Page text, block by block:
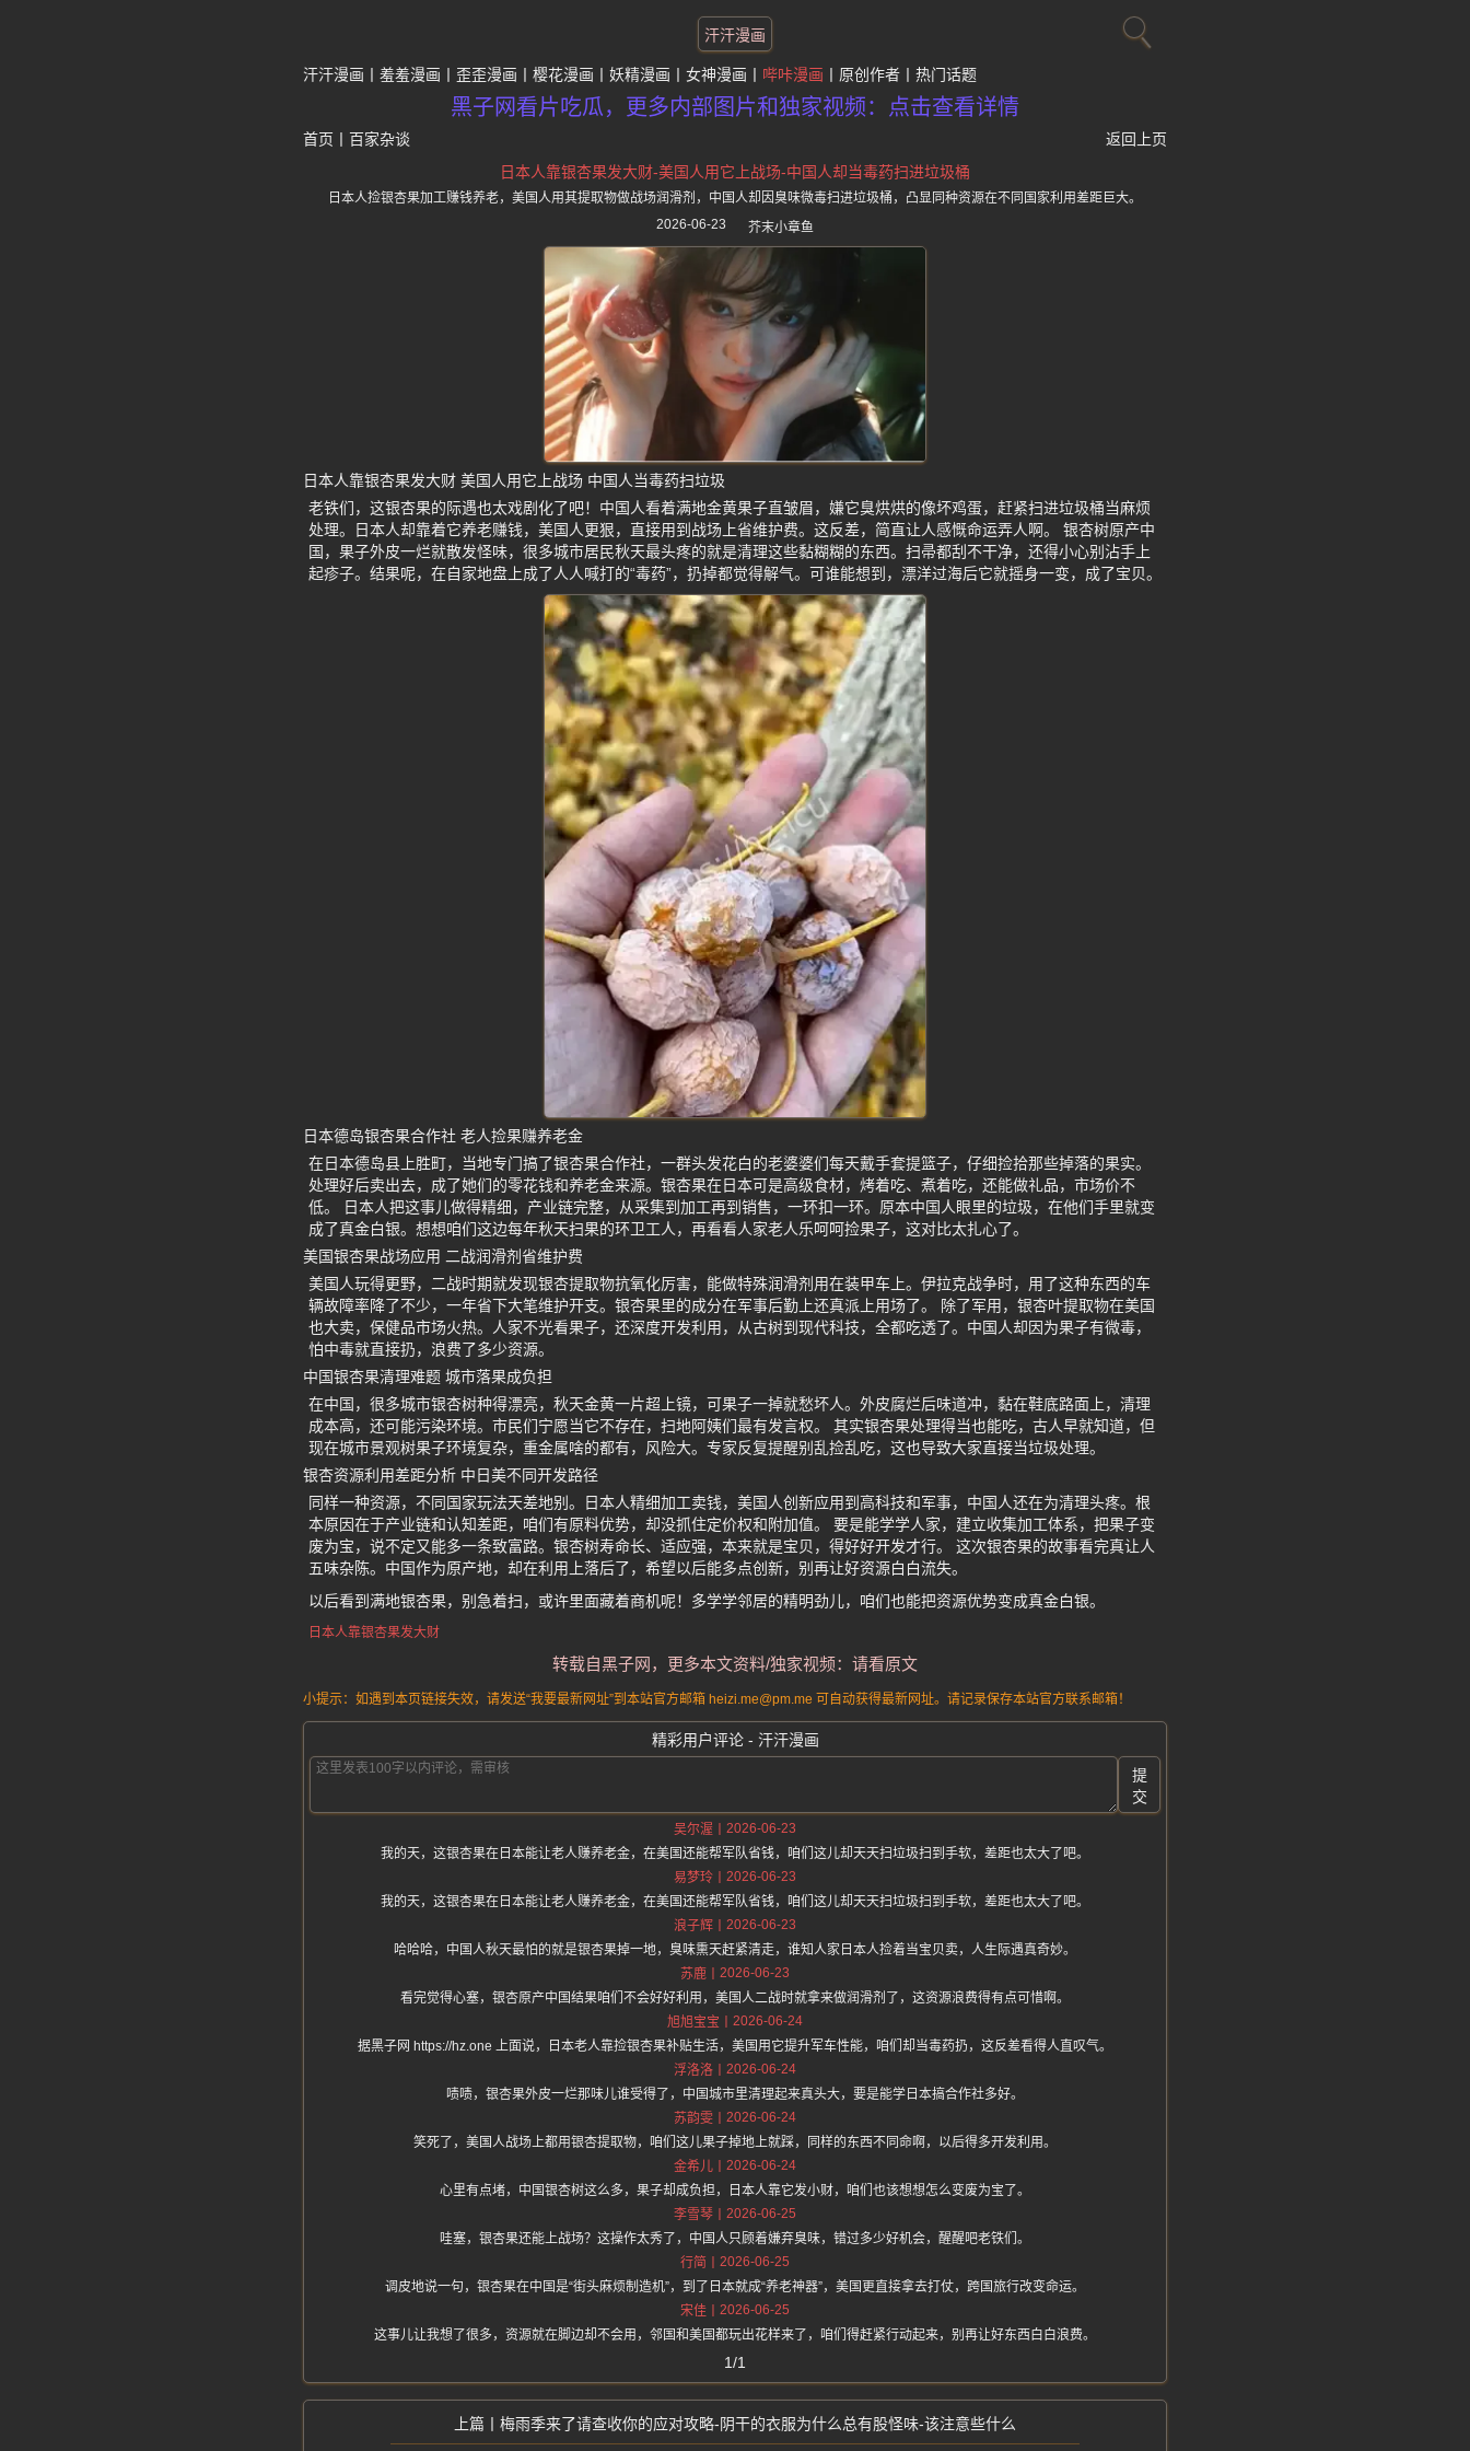
汗汗漫画
汗汗漫画 羞羞漫画 歪歪漫画 樱花漫画 妖精漫画 女神漫画 哔咔漫画 原创作者 热门话题
黑子网看片吃瓜，更多内部图片和独家视频：点击查看详情
首页 百家杂谈
返回上页
日本人靠银杏果发大财-美国人用它上战场-中国人却当毒药扫进垃圾桶
日本人捡银杏果加工赚钱养老，美国人用其提取物做战场润滑剂，中国人却因臭味微毒扫进垃圾桶，凸显同种资源在不同国家利用差距巨大。
2026-06-23
芥末小章鱼
日本人靠银杏果发大财 美国人用它上战场 中国人当毒药扫垃圾
老铁们，这银杏果的际遇也太戏剧化了吧！中国人看着满地金黄果子直皱眉，嫌它臭烘烘的像坏鸡蛋，赶紧扫进垃圾桶当麻烦
处理。日本人却靠着它养老赚钱，美国人更狠，直接用到战场上省维护费。这反差，简直让人感慨命运弄人啊。 银杏树原产中
国，果子外皮一烂就散发怪味，很多城市居民秋天最头疼的就是清理这些黏糊糊的东西。扫帚都刮不干净，还得小心别沾手上
起疹子。结果呢，在自家地盘上成了人人喊打的“毒药”，扔掉都觉得解气。可谁能想到，漂洋过海后它就摇身一变，成了宝贝。
日本德岛银杏果合作社 老人捡果赚养老金
在日本德岛县上胜町，当地专门搞了银杏果合作社，一群头发花白的老婆婆们每天戴手套提篮子，仔细捡拾那些掉落的果实。
处理好后卖出去，成了她们的零花钱和养老金来源。银杏果在日本可是高级食材，烤着吃、煮着吃，还能做礼品，市场价不
低。 日本人把这事儿做得精细，产业链完整，从采集到加工再到销售，一环扣一环。原本中国人眼里的垃圾，在他们手里就变
成了真金白银。想想咱们这边每年秋天扫果的环卫工人，再看看人家老人乐呵呵捡果子，这对比太扎心了。
美国银杏果战场应用 二战润滑剂省维护费
美国人玩得更野，二战时期就发现银杏提取物抗氧化厉害，能做特殊润滑剂用在装甲车上。伊拉克战争时，用了这种东西的车
辆故障率降了不少，一年省下大笔维护开支。银杏果里的成分在军事后勤上还真派上用场了。 除了军用，银杏叶提取物在美国
也大卖，保健品市场火热。人家不光看果子，还深度开发利用，从古树到现代科技，全都吃透了。中国人却因为果子有微毒，
怕中毒就直接扔，浪费了多少资源。
中国银杏果清理难题 城市落果成负担
在中国，很多城市银杏树种得漂亮，秋天金黄一片超上镜，可果子一掉就愁坏人。外皮腐烂后味道冲，黏在鞋底路面上，清理
成本高，还可能污染环境。市民们宁愿当它不存在，扫地阿姨们最有发言权。 其实银杏果处理得当也能吃，古人早就知道，但
现在城市景观树果子环境复杂，重金属啥的都有，风险大。专家反复提醒别乱捡乱吃，这也导致大家直接当垃圾处理。
银杏资源利用差距分析 中日美不同开发路径
同样一种资源，不同国家玩法天差地别。日本人精细加工卖钱，美国人创新应用到高科技和军事，中国人还在为清理头疼。根
本原因在于产业链和认知差距，咱们有原料优势，却没抓住定价权和附加值。 要是能学学人家，建立收集加工体系，把果子变
废为宝，说不定又能多一条致富路。银杏树寿命长、适应强，本来就是宝贝，得好好开发才行。 这次银杏果的故事看完真让人
五味杂陈。中国作为原产地，却在利用上落后了，希望以后能多点创新，别再让好资源白白流失。
以后看到满地银杏果，别急着扫，或许里面藏着商机呢！多学学邻居的精明劲儿，咱们也能把资源优势变成真金白银。
日本人靠银杏果发大财
转载自黑子网，更多本文资料/独家视频：请看原文
小提示：如遇到本页链接失效，请发送“我要最新网址”到本站官方邮箱 heizi.me@pm.me 可自动获得最新网址。请记录保存本站官方联系邮箱！
精彩用户评论 - 汗汗漫画
提
交
吴尔渥
2026-06-23
我的天，这银杏果在日本能让老人赚养老金，在美国还能帮军队省钱，咱们这儿却天天扫垃圾扫到手软，差距也太大了吧。
易梦玲
2026-06-23
我的天，这银杏果在日本能让老人赚养老金，在美国还能帮军队省钱，咱们这儿却天天扫垃圾扫到手软，差距也太大了吧。
浪子辉
2026-06-23
哈哈哈，中国人秋天最怕的就是银杏果掉一地，臭味熏天赶紧清走，谁知人家日本人捡着当宝贝卖，人生际遇真奇妙。
苏鹿
2026-06-23
看完觉得心塞，银杏原产中国结果咱们不会好好利用，美国人二战时就拿来做润滑剂了，这资源浪费得有点可惜啊。
旭旭宝宝
2026-06-24
据黑子网 https://hz.one 上面说，日本老人靠捡银杏果补贴生活，美国用它提升军车性能，咱们却当毒药扔，这反差看得人直叹气。
浮洛洛
2026-06-24
啧啧，银杏果外皮一烂那味儿谁受得了，中国城市里清理起来真头大，要是能学日本搞合作社多好。
苏韵雯
2026-06-24
笑死了，美国人战场上都用银杏提取物，咱们这儿果子掉地上就踩，同样的东西不同命啊，以后得多开发利用。
金希儿
2026-06-24
心里有点堵，中国银杏树这么多，果子却成负担，日本人靠它发小财，咱们也该想想怎么变废为宝了。
李雪琴
2026-06-25
哇塞，银杏果还能上战场？这操作太秀了，中国人只顾着嫌弃臭味，错过多少好机会，醒醒吧老铁们。
行简
2026-06-25
调皮地说一句，银杏果在中国是“街头麻烦制造机”，到了日本就成“养老神器”，美国更直接拿去打仗，跨国旅行改变命运。
宋佳
2026-06-25
这事儿让我想了很多，资源就在脚边却不会用，邻国和美国都玩出花样来了，咱们得赶紧行动起来，别再让好东西白白浪费。
1/1
梅雨季来了请查收你的应对攻略-阴干的衣服为什么总有股怪味-该注意些什么